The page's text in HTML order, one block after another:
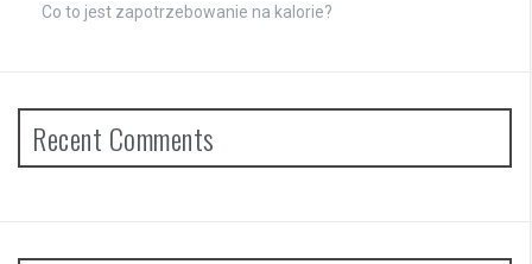
Co to jest zapotrzebowanie na kalorie?
Recent Comments